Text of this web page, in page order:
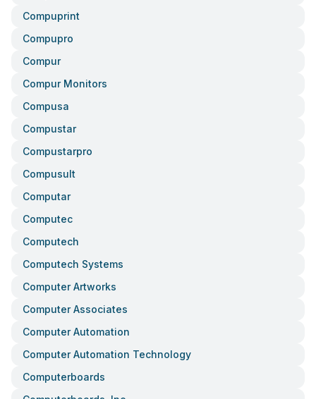
Compuprint
Compupro
Compur
Compur Monitors
Compusa
Compustar
Compustarpro
Compusult
Computar
Computec
Computech
Computech Systems
Computer Artworks
Computer Associates
Computer Automation
Computer Automation Technology
Computerboards